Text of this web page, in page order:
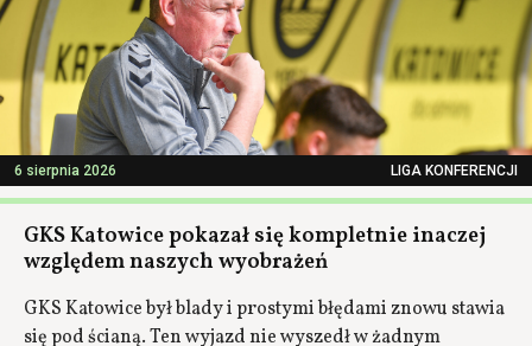
6 sierpnia 2026 LIGA KONFERENCJI
GKS Katowice pokazał się kompletnie inaczej
względem naszych wyobrażeń
GKS Katowice był blady i prostymi błędami znowu stawia
się pod ścianą. Ten wyjazd nie wyszedł w żadnym